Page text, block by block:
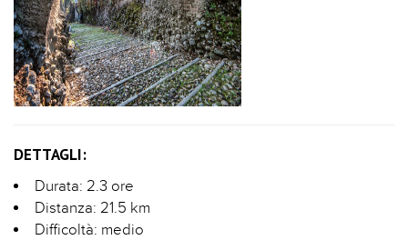
DETTAGLI:
Durata: 2.3 ore
Distanza: 21.5 km
Difficoltà: medio